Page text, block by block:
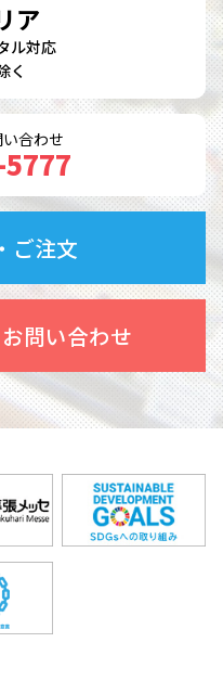
ア
ル対応
く
合わせ
ご注文
問い合わせ